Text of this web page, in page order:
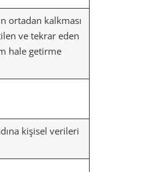
ortadan kalkması
ve tekrar eden
hale getirme
kişisel verileri